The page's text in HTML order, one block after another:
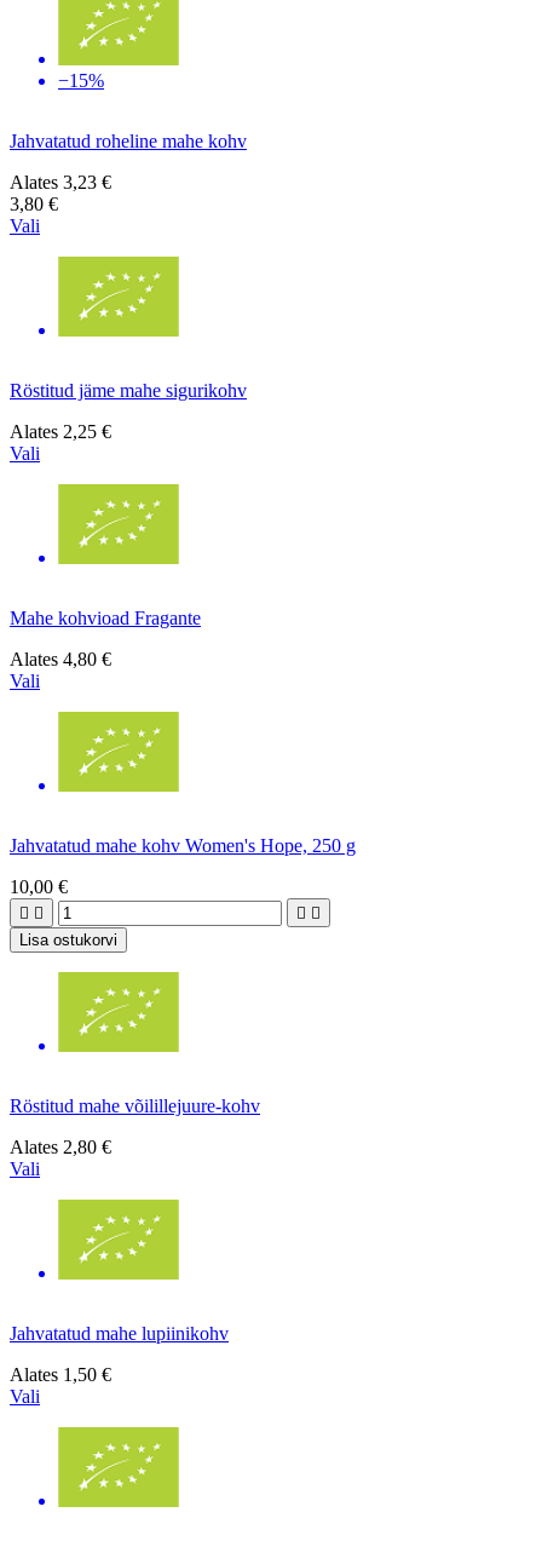
−15%
Jahvatatud roheline mahe kohv
Alates 3,23 €
3,80 €
Vali
Röstitud jäme mahe sigurikohv
Alates 2,25 €
Vali
Mahe kohvioad Fragante
Alates 4,80 €
Vali
Jahvatatud mahe kohv Women's Hope, 250 g
10,00 €
   
Lisa ostukorvi
Röstitud mahe võilillejuure-kohv
Alates 2,80 €
Vali
Jahvatatud mahe lupiinikohv
Alates 1,50 €
Vali